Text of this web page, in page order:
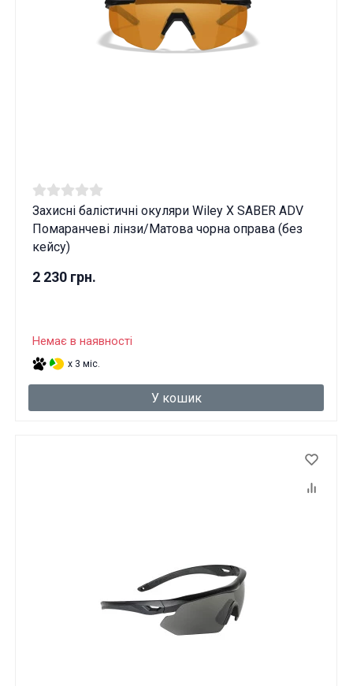
Захисні балістичні окуляри Wiley X SABER ADV
Помаранчеві лінзи/Матова чорна оправа (без
кейсу)
2 230 грн.
Немає в наявності
x 3 міс.
У кошик